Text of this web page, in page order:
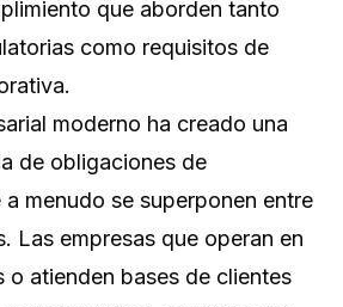
que aborden tanto
como requisitos de
moderno ha creado una
de obligaciones de
menudo se superponen entre
Las empresas que operan en
o atienden bases de clientes